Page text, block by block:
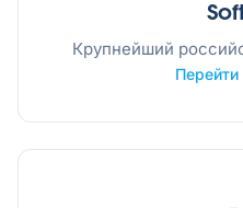
Крупнейший
Перейти